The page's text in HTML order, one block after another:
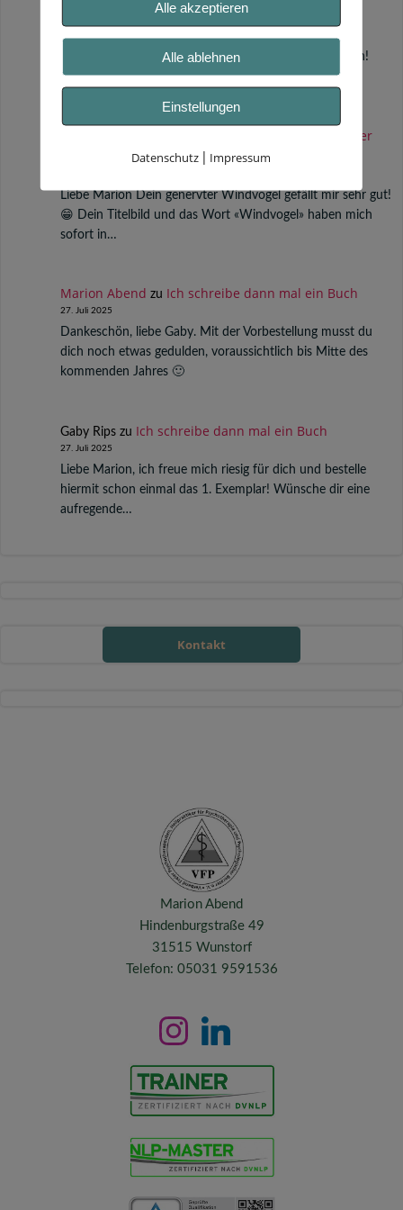
12 von 12 im Oktober 2025
Hallo Susanne, wie schön, auch von dir wieder zu lesen!
Herzliche Grüße in die Schweiz!
12 von 12 im Oktober
Liebe Marion Dein genervter Windvogel gefällt mir sehr gut!
😁 Dein Titelbild und das Wort «Windvogel» haben mich
sofort in…
Marion Abend zu Ich schreibe dann mal ein Buch
27. Juli 2025
Dankeschön, liebe Gaby. Mit der Vorbestellung musst du
dich noch etwas gedulden, voraussichtlich bis Mitte des
kommenden Jahres 🙂
Gaby Ripszu Ich schreibe dann mal ein Buch
27. Juli 2025
Liebe Marion, ich freue mich riesig für dich und bestelle
hiermit schon einmal das 1. Exemplar! Wünsche dir eine
aufregende…
Kontakt
Marion Abend
Hindenburgstraße 49
31515 Wunstorf
Telefon: 05031 9591536
Alle akzeptieren
Alle ablehnen
Einstellungen
Datenschutz Impressum